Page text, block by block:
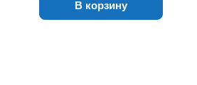
В корзину